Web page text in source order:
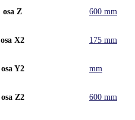
osa Z 600 mm
osa X2 175 mm
osa Y2 mm
osa Z2 600 mm